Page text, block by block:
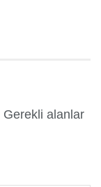
Gerekli alanlar